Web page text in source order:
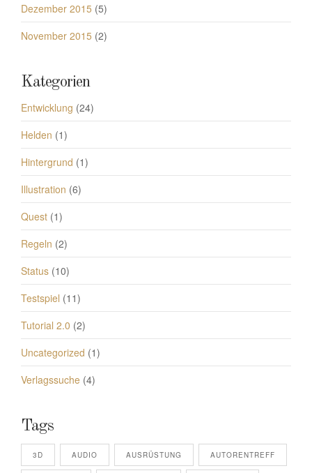
Dezember 2015 (5)
November 2015 (2)
Kategorien
Entwicklung (24)
Helden (1)
Hintergrund (1)
Illustration (6)
Quest (1)
Regeln (2)
Status (10)
Testspiel (11)
Tutorial 2.0 (2)
Uncategorized (1)
Verlagssuche (4)
Tags
3D AUDIO AUSRÜSTUNG AUTORENTREFF